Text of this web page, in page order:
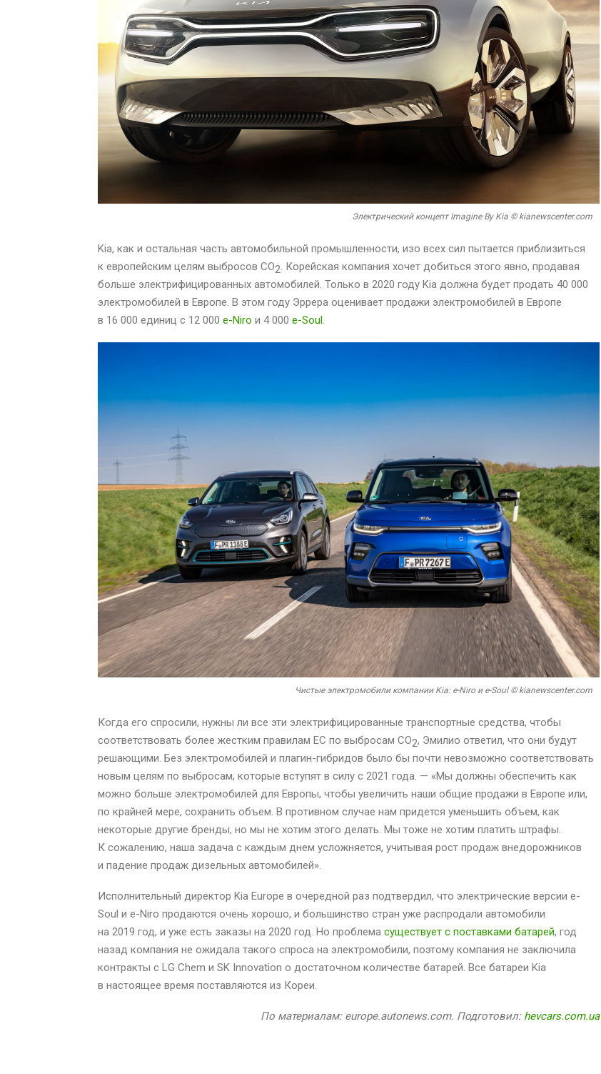
Электрический концепт Imagine By Kia © kianewscenter.com
Kia, как и остальная часть автомобильной промышленности, изо всех сил пытается приблизиться
к европейским целям выбросов CO2. Корейская компания хочет добиться этого явно, продавая
больше электрифицированных автомобилей. Только в 2020 году Kia должна будет продать 40 000
электромобилей в Европе. В этом году Эррера оценивает продажи электромобилей в Европе
в 16 000 единиц с 12 000 e-Niro и 4 000 e-Soul.
Чистые электромобили компании Kia: e-Niro и e-Soul © kianewscenter.com
Когда его спросили, нужны ли все эти электрифицированные транспортные средства, чтобы
соответствовать более жестким правилам ЕС по выбросам CO2, Эмилио ответил, что они будут
решающими. Без электромобилей и плагин-гибридов было бы почти невозможно соответствовать
новым целям по выбросам, которые вступят в силу с 2021 года. — «Мы должны обеспечить как
можно больше электромобилей для Европы, чтобы увеличить наши общие продажи в Европе или,
по крайней мере, сохранить объем. В противном случае нам придется уменьшить объем, как
некоторые другие бренды, но мы не хотим этого делать. Мы тоже не хотим платить штрафы.
К сожалению, наша задача с каждым днем усложняется, учитывая рост продаж внедорожников
и падение продаж дизельных автомобилей».
Исполнительный директор Kia Europe в очередной раз подтвердил, что электрические версии e-
Soul и e-Niro продаются очень хорошо, и большинство стран уже распродали автомобили
на 2019 год, и уже есть заказы на 2020 год. Но проблема существует с поставками батарей, год
назад компания не ожидала такого спроса на электромобили, поэтому компания не заключила
контракты с LG Chem и SK Innovation о достаточном количестве батарей. Все батареи Kia
в настоящее время поставляются из Кореи.
По материалам: europe.autonews.com. Подготовил: hevcars.com.ua